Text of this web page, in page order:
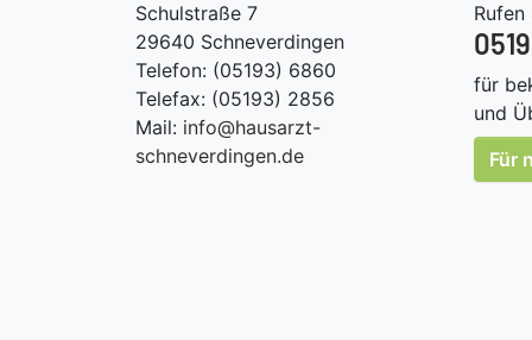
Schulstraße 7
29640 Schneverdingen
Telefon: (05193) 6860
Telefax: (05193) 2856
Mail: info@hausarzt-
schneverdingen.de
Rufen
für
und
Für